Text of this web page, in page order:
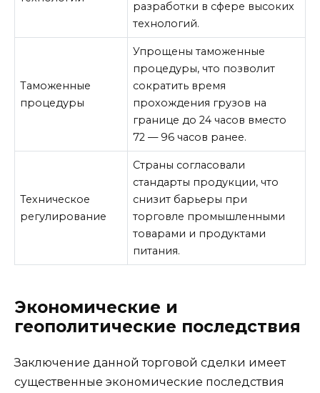
разработки в сфере высоких
технологий.
Таможенные
процедуры
Упрощены таможенные
процедуры, что позволит
сократить время
прохождения грузов на
границе до 24 часов вместо
72 — 96 часов ранее.
Техническое
регулирование
Страны согласовали
стандарты продукции, что
снизит барьеры при
торговле промышленными
товарами и продуктами
питания.
Экономические и
геополитические последствия
Заключение данной торговой сделки имеет
существенные экономические последствия